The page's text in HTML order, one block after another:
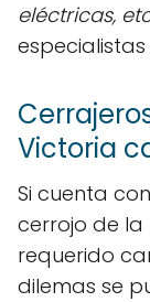
eléctricas,
Victoria
Si cuenta
cerrojo de la
requerido
dilemas se